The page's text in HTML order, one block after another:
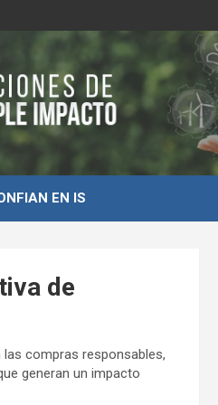
EN IS
de
compras responsables,
generan un impacto